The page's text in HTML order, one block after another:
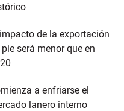
de la exportación
pie será menor que en
a enfriarse el
lanero interno